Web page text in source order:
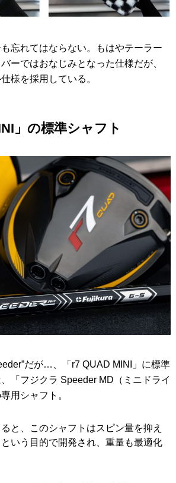
忘れてはならない。もはやテーラー
ーではおなじみとなった仕様だが、
様を採用している。
」の標準シャフト
だが…、「r7 QUAD MINI」に標準
「フジクラ Speeder MD（ミニドライ
用シャフト。
と、このシャフトはスピン量を抑え
いう目的で開発され、重量も最適化